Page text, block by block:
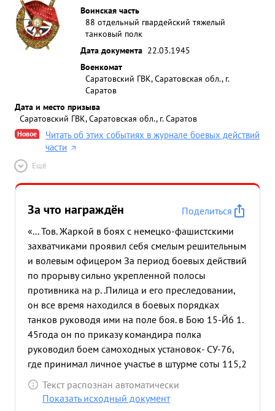
Воинская часть
88 отдельный гвардейский тяжелый
танковый полк
Дата документа 22.03.1945
Военкомат
Саратовский ГВК, Саратовская обл., г.
Саратов
Дата и место призыва
Саратовский ГВК, Саратовская обл., г. Саратов
Новое
Читать об этих событиях в журнале боевых действий
части
Ещё
За что награждён
Поделиться
«... Тов. Жаркой в боях с немецко-фашистскими
захватчиками проявил себя смелым решительным
и волевым офицером За период боевых действий
по прорыву сильно укрепленной полосы
противника на р. .Пилица и его преследовании,
он все время находился в боевых порядках
танков руководя ими на поле боя. в Бою 15-Й6 1.
45года он по приказу командира полка
руководил боем самоходных установок- СУ-76,
где принимал личное участье в штурме соты 115,2
овладение которой позволило успешно
продвигаться вперед нашим частям. После
Текст распознан автоматически
Показать исходный документ